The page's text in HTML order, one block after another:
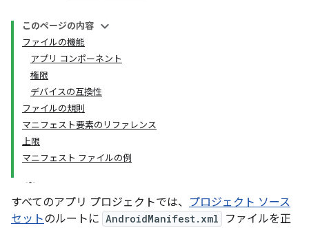
このページの内容
ファイルの機能
アプリ コンポーネント
権限
デバイスの互換性
ファイルの規則
マニフェスト要素のリファレンス
上限
マニフェスト ファイルの例
すべてのアプリ プロジェクトでは、 プロジェクト ソース
セットのルートに AndroidManifest.xml
ファイルを正